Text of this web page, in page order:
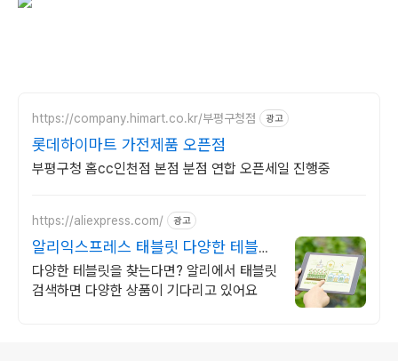
https://company.himart.co.kr/부평구청점 광고
롯데하이마트 가전제품 오픈점
부평구청 홈cc인천점 본점 분점 연합 오픈세일 진행중
https://aliexpress.com/ 광고
알리익스프레스 태블릿 다양한 테블릿
은 알리에서
다양한 테블릿을 찾는다면? 알리에서 태블릿
검색하면 다양한 상품이 기다리고 있어요